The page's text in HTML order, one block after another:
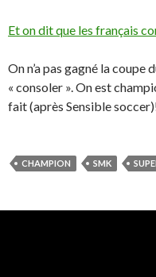
Et on dit que les français
On n’a pas gagné la
« consoler ». On est
fait (après Sensible
CHAMPION SMK